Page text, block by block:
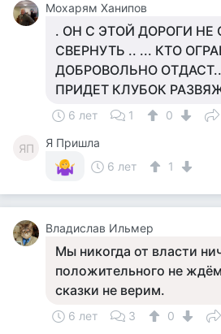
Мохарям Ханипов
. ОН С ЭТОЙ ДОРОГИ
СВЕРНУТЬ .. ... КТО
ДОБРОВОЛЬНО
ПРИДЕТ КЛУБОК
6 лет 1 0
ЯП
Я Пришла
6 лет
1
Владислав Ильмер
Мы никогда от власти
положительного не
сказки не верим.
6 лет 3 0